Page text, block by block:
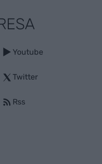
Youtube
Twitter
Rss